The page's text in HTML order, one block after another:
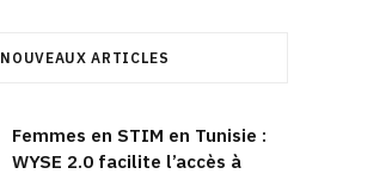
NOUVEAUX ARTICLES
Femmes en STIM en Tunisie :
WYSE 2.0 facilite l’accès à